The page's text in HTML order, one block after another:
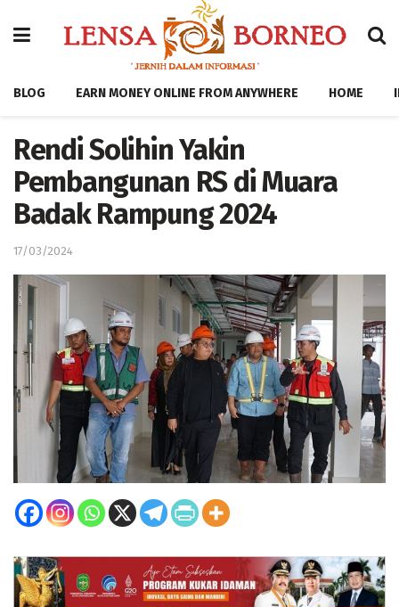
BLOG EARN MONEY ONLINE FROM ANYWHERE HOME
Rendi Solihin Yakin
Pembangunan RS di Muara
Badak Rampung 2024
17/03/2024